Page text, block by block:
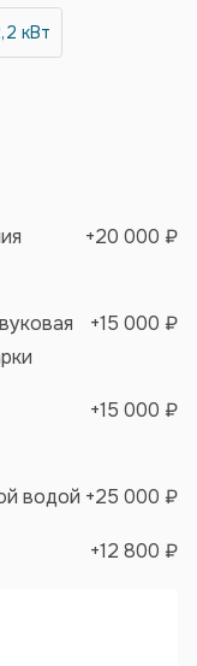
кВт
+20 000 ₽
+15 000 ₽
+15 000 ₽
водой +25 000 ₽
+12 800 ₽